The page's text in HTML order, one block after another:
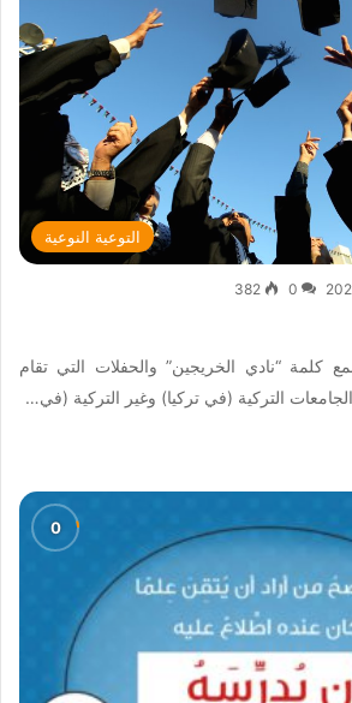
التوعية النوعية
0
382
كلمة “نادي الخريجين” والحفلات التي تقام
التركية (في تركيا) وغير التركية (في…